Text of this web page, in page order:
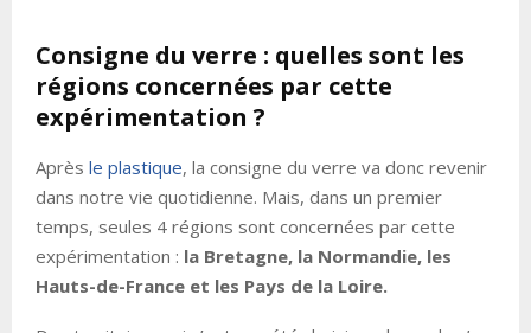
Consigne du verre : quelles sont les
régions concernées par cette
expérimentation ?
Après le plastique, la consigne du verre va donc revenir
dans notre vie quotidienne. Mais, dans un premier
temps, seules 4 régions sont concernées par cette
expérimentation : la Bretagne, la Normandie, les
Hauts-de-France et les Pays de la Loire.